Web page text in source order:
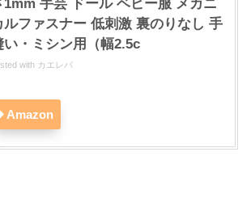
1mm 手芸 ドール ベビー服 メカニ
ルファスナー 低刺激 裏のりなし 手
い・ミシン用（幅2.5c
with カエレバ
Amazon